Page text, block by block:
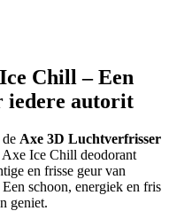
Chill – Een
iedere autorit
Axe 3D Luchtverfrisser
Ice Chill deodorant
en frisse geur van
schoon, energiek en fris
geniet.